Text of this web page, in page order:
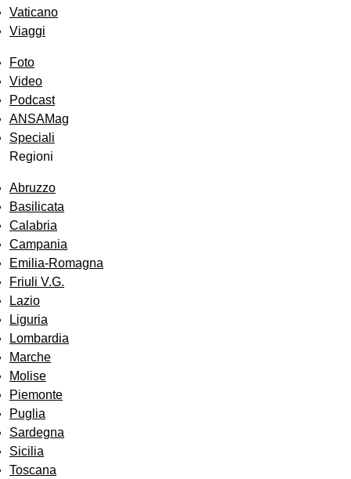
Vaticano
Viaggi
Foto
Video
Podcast
ANSAMag
Speciali
Regioni
Abruzzo
Basilicata
Calabria
Campania
Emilia-Romagna
Friuli V.G.
Lazio
Liguria
Lombardia
Marche
Molise
Piemonte
Puglia
Sardegna
Sicilia
Toscana